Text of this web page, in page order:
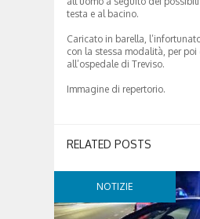
testa e al bacino.
Caricato in barella,
con la stessa modalità, per
all’ospedale di Treviso.
Immagine di repertorio.
RELATED POSTS
NOTIZIE